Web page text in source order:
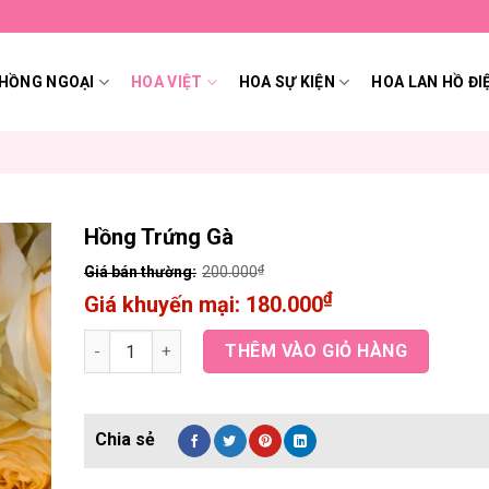
NGOẠI HOA VIỆT HOA SỰ KIỆN HOA LAN HỒ
Hồng Trứng Gà
200.000₫
180.000₫
Hồng Trứng Gà quantityTHÊM VÀO GIỎ HÀNG